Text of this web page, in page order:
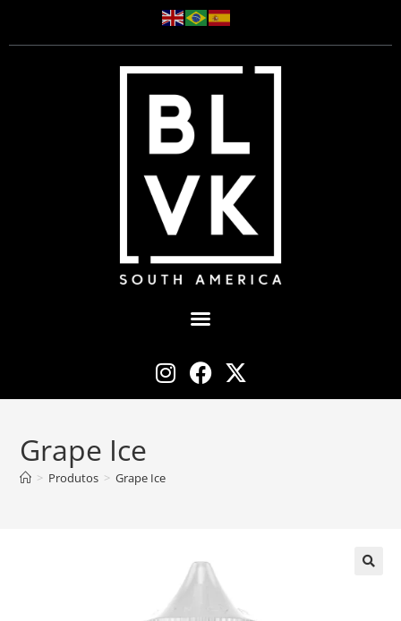
Grape Ice
> Produtos > Grape Ice